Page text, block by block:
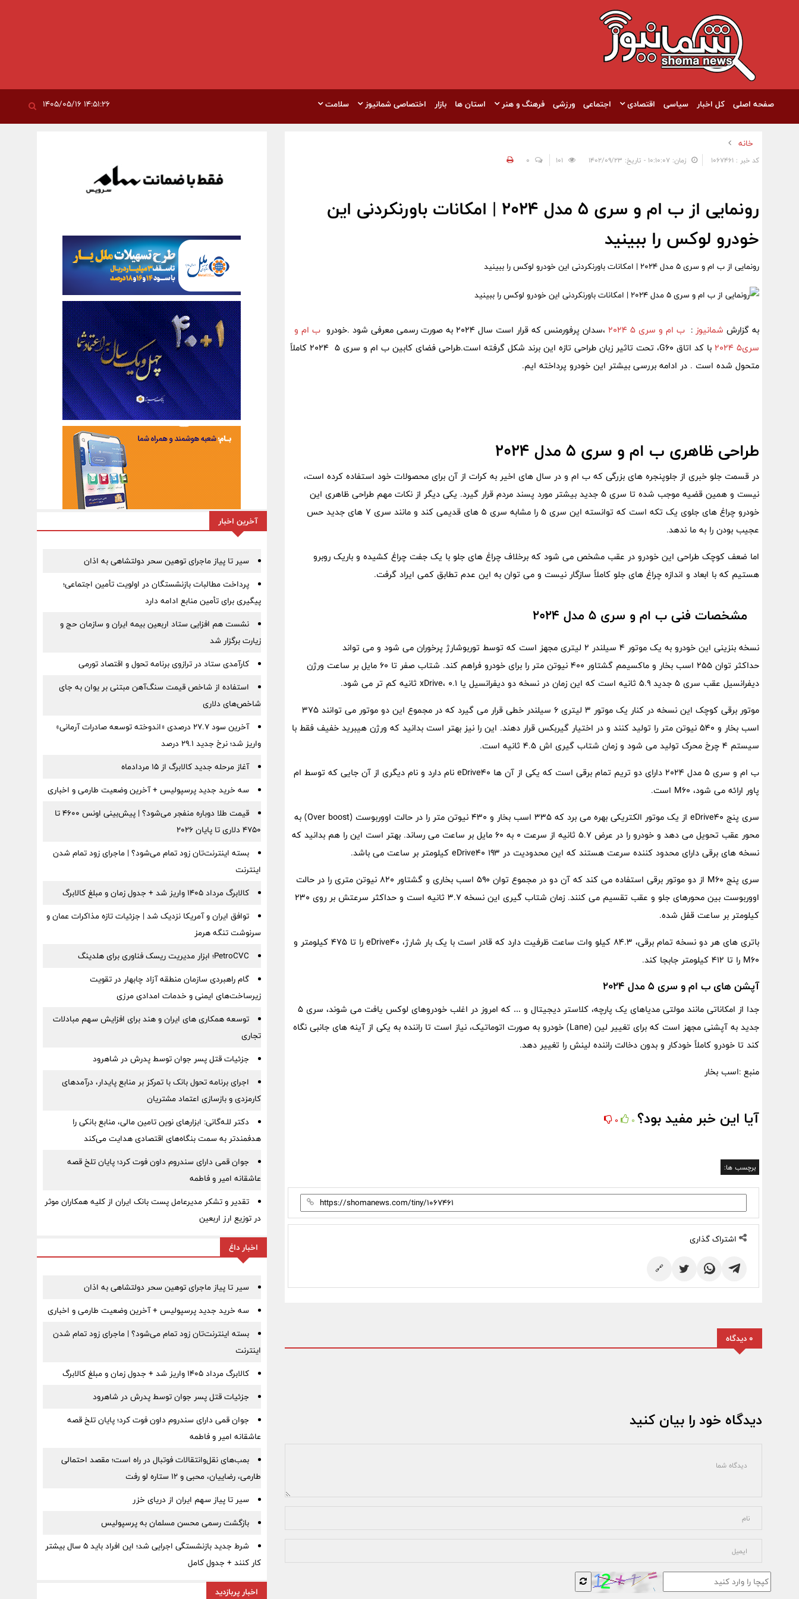
صفحه اصلی کل اخبار سیاسی اقتصادی اجتماعی ورزشی فرهنگ و هنر استان ها بازار اختصاصی شمانیوز سلامت
خانه
کد خبر : 1067461 زمان: ۱۰:۱۰:۰۷ - تاریخ: ۱۴۰۲/۰۹/۲۳ 0
رونمایی از ب ام و سری 5 مدل 2024 | امکانات باورنکردنی این
خودرو لوکس را ببینید
رونمایی از ب ام و سری 5 مدل 2024 | امکانات باورنکردنی این خودرو لوکس را ببینید
به گزارش شمانیوز : ب ام و سری 5 2024 ،سدان پرفورمنس که قرار است سال 2024 به صورت رسمی معرفی شود .خودرو
ب ام و
سری5 2024
با کد اتاق G60، تحت تاثیر زبان طراحی تازه این برند شکل گرفته است.طراحی فضای کابین ب ام و سری 5 2024 کاملاً
متحول شده است . در ادامه بررسی بیشتر این خودرو پرداخته ایم.
طراحی ظاهری ب ام و سری ۵ مدل ۲۰۲۴
در قسمت جلو خبری از جلوپنجره های بزرگی که ب ام و در سال های اخیر به کرات از آن برای محصولات خود استفاده کرده است،
نیست و همین قضیه موجب شده تا سری ۵ جدید بیشتر مورد پسند مردم قرار گیرد. یکی دیگر از نکات مهم طراحی ظاهری این
خودرو چراغ های جلوی یک تکه است که توانسته این سری ۵ را مشابه سری ۵ های قدیمی کند و مانند سری ۷ های جدید حس
عجیب بودن را به ما ندهد.
اما ضعف کوچک طراحی این خودرو در عقب مشخص می شود که برخلاف چراغ های جلو با یک جفت چراغ کشیده و باریک روبرو
هستیم که با ابعاد و اندازه چراغ های جلو کاملاً سازگار نیست و می توان به این عدم تطابق کمی ایراد گرفت.
مشخصات فنی ب ام و سری ۵ مدل ۲۰۲۴
نسخه بنزینی این خودرو به یک موتور ۴ سیلندر ۲ لیتری مجهز است که توسط توربوشارژ پرخوران می شود و می تواند
حداکثر توان ۲۵۵ اسب بخار و ماکسیمم گشتاور ۴۰۰ نیوتن متر را برای خودرو فراهم کند. شتاب صفر تا ۶۰ مایل بر ساعت ورژن
دیفرانسیل عقب سری ۵ جدید ۵.۹ ثانیه است که این زمان در نسخه دو دیفرانسیل یا xDrive، ۰.۱ ثانیه کم تر می شود.
موتور برقی کوچک این نسخه در کنار یک موتور ۳ لیتری ۶ سیلندر خطی قرار می گیرد که در مجموع این دو موتور می توانند ۳۷۵
اسب بخار و ۵۴۰ نیوتن متر را تولید کنند و در اختیار گیربکس قرار دهند. این را نیز بهتر است بدانید که ورژن هیبرید خفیف فقط با
سیستم ۴ چرخ محرک تولید می شود و زمان شتاب گیری اش ۴.۵ ثانیه است.
ب ام و سری ۵ مدل ۲۰۲۴ دارای دو تریم تمام برقی است که یکی از آن ها eDrive40 نام دارد و نام دیگری از آن جایی که توسط ام
پاور ارائه می شود، M60 است.
سری پنج eDrive40 از یک موتور الکتریکی بهره می برد که ۳۳۵ اسب بخار و ۴۳۰ نیوتن متر را در حالت اووربوست (Over boost) به
محور عقب تحویل می دهد و خودرو را در عرض ۵.۷ ثانیه از سرعت ۰ به ۶۰ مایل بر ساعت می رساند. بهتر است این را هم بدانید که
نسخه های برقی دارای محدود کننده سرعت هستند که این محدودیت در eDrive40 193 کیلومتر بر ساعت می باشد.
سری پنج M60 از دو موتور برقی استفاده می کند که آن دو در مجموع توان ۵۹۰ اسب بخاری و گشتاور ۸۲۰ نیوتن متری را در حالت
اووربوست بین محورهای جلو و عقب تقسیم می کنند. زمان شتاب گیری این نسخه ۳.۷ ثانیه است و حداکثر سرعتش بر روی ۲۳۰
کیلومتر بر ساعت قفل شده.
باتری های هر دو نسخه تمام برقی، ۸۴.۳ کیلو وات ساعت ظرفیت دارد که قادر است با یک بار شارژ، eDrive40 را تا ۴۷۵ کیلومتر و
M60 را تا ۴۱۲ کیلومتر جابجا کند.
آپشن های ب ام و سری ۵ مدل ۲۰۲۴
جدا از امکاناتی مانند مولتی مدیاهای یک پارچه، کلاستر دیجیتال و … که امروز در اغلب خودروهای لوکس یافت می شوند، سری ۵
جدید به آپشنی مجهز است که برای تغییر لین (Lane) خودرو به صورت اتوماتیک، نیاز است تا راننده به یکی از آینه های جانبی نگاه
کند تا خودرو کاملاً خودکار و بدون دخالت راننده لینش را تغییر دهد.
منبع :اسب بخار
آیا این خبر مفید بود؟ 0
0
برچسب ها:
اشتراک گذاری
🔗
0 دیدگاه
دیدگاه خود را بیان کنید
آخرین اخبار
سیر تا پیاز ماجرای توهین سحر دولتشاهی به اذان
پرداخت مطالبات بازنشستگان در اولویت تأمین اجتماعی؛
پیگیری برای تأمین منابع ادامه دارد
نشست هم افزایی ستاد اربعین بیمه ایران و سازمان حج و
زیارت برگزار شد
کارآمدی ستاد در ترازوی برنامه تحول و اقتصاد تورمی
استفاده از شاخص قیمت سنگ‌آهن مبتنی بر یوان به جای
شاخص‌های دلاری
آخرین سود ۲۷.۷ درصدی «اندوخته توسعه صادرات آرمانی»
واریز شد؛ نرخ جدید ۲۹.۱ درصد
آغاز مرحله جدید کالابرگ از ۱۵ مردادماه
سه خرید جدید پرسپولیس + آخرین وضعیت طارمی و اخباری
قیمت طلا دوباره منفجر می‌شود؟ | پیش‌بینی اونس ۴۶۰۰ تا
۴۷۵۰ دلاری تا پایان ۲۰۲۶
بسته اینترنت‌تان زود تمام می‌شود؟ | ماجرای زود تمام شدن
اینترنت
کالابرگ مرداد ۱۴۰۵ واریز شد + جدول زمان و مبلغ کالابرگ
توافق ایران و آمریکا نزدیک شد | جزئیات تازه مذاکرات عمان و
سرنوشت تنگه هرمز
PetroCVC؛ ابزار مدیریت ریسک فناوری برای هلدینگ
گام راهبردی سازمان منطقه آزاد چابهار در تقویت
زیرساخت‌های ایمنی و خدمات امدادی مرزی
توسعه همکاری های ایران و هند برای افزایش سهم مبادلات
تجاری
جزئیات قتل پسر جوان توسط پدرش در شاهرود
اجرای برنامه تحول بانک با تمرکز بر منابع پایدار، درآمدهای
کارمزدی و بازسازی اعتماد مشتریان
دکتر للـه‌گانی: ابزارهای نوین تامین مالی، منابع بانکی را
هدفمندتر به سمت بنگاه‌های اقتصادی هدایت می‌کند
جوان قمی دارای سندروم داون فوت کرد؛ پایان تلخ قصه
عاشقانه امیر و فاطمه
تقدیر و تشکر مدیرعامل پست بانک ایران از کلیه همکاران موثر
در توزیع ارز اربعین
اخبار داغ
سیر تا پیاز ماجرای توهین سحر دولتشاهی به اذان
سه خرید جدید پرسپولیس + آخرین وضعیت طارمی و اخباری
بسته اینترنت‌تان زود تمام می‌شود؟ | ماجرای زود تمام شدن
اینترنت
کالابرگ مرداد ۱۴۰۵ واریز شد + جدول زمان و مبلغ کالابرگ
جزئیات قتل پسر جوان توسط پدرش در شاهرود
جوان قمی دارای سندروم داون فوت کرد؛ پایان تلخ قصه
عاشقانه امیر و فاطمه
بمب‌های نقل‌وانتقالات فوتبال در راه است؛ مقصد احتمالی
طارمی، رضاییان، محبی و ۱۲ ستاره لو رفت
سیر تا پیاز سهم ایران از دریای خزر
بازگشت رسمی محسن مسلمان به پرسپولیس
شرط جدید بازنشستگی اجرایی شد؛ این افراد باید ۵ سال بیشتر
کار کنند + جدول کامل
اخبار پربازدید